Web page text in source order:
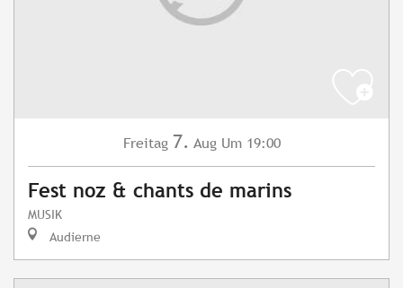
Freitag 7. Aug Um 19:00
Fest noz & chants de marins
MUSIK
Audierne